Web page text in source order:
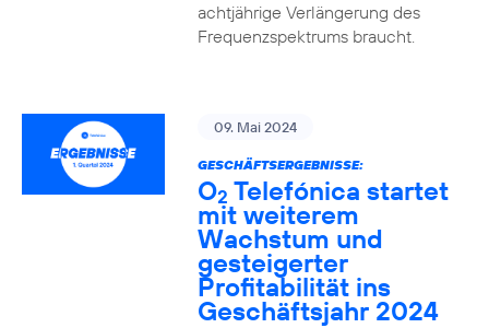
achtjährige Verlängerung des
Frequenzspektrums braucht.
09. Mai 2024
GESCHÄFTSERGEBNISSE:
O2 Telefónica startet
mit weiterem
Wachstum und
gesteigerter
Profitabilität ins
Geschäftsjahr 2024